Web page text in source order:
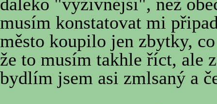
musím konstatovat mi
město koupilo jen zbytky,
že to musím takhle říct, ale
bydlím jsem asi zmlsaný a